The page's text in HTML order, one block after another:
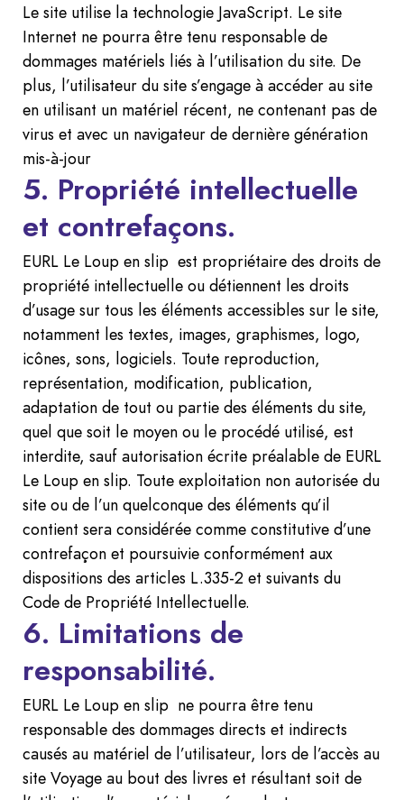
Le site utilise la technologie JavaScript. Le site
Internet ne pourra être tenu responsable de
dommages matériels liés à l’utilisation du site. De
plus, l’utilisateur du site s’engage à accéder au site
en utilisant un matériel récent, ne contenant pas de
virus et avec un navigateur de dernière génération
mis-à-jour
5. Propriété intellectuelle
et contrefaçons.
EURL Le Loup en slip est propriétaire des droits de
propriété intellectuelle ou détiennent les droits
d’usage sur tous les éléments accessibles sur le site,
notamment les textes, images, graphismes, logo,
icônes, sons, logiciels. Toute reproduction,
représentation, modification, publication,
adaptation de tout ou partie des éléments du site,
quel que soit le moyen ou le procédé utilisé, est
interdite, sauf autorisation écrite préalable de EURL
Le Loup en slip. Toute exploitation non autorisée du
site ou de l’un quelconque des éléments qu’il
contient sera considérée comme constitutive d’une
contrefaçon et poursuivie conformément aux
dispositions des articles L.335-2 et suivants du
Code de Propriété Intellectuelle.
6. Limitations de
responsabilité.
EURL Le Loup en slip ne pourra être tenu
responsable des dommages directs et indirects
causés au matériel de l’utilisateur, lors de l’accès au
site Voyage au bout des livres et résultant soit de